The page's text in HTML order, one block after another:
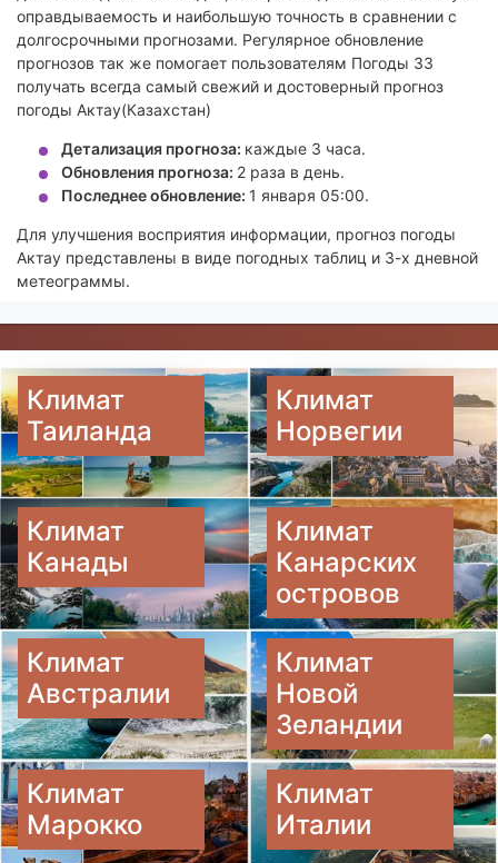
оправдываемость и наибольшую точность в сравнении с
долгосрочными прогнозами. Регулярное обновление
прогнозов так же помогает пользователям Погоды 33
получать всегда самый свежий и достоверный прогноз
погоды Актау(Казахстан)
Детализация прогноза: каждые 3 часа.
Обновления прогноза: 2 раза в день.
Последнее обновление: 1 января 05:00.
Для улучшения восприятия информации, прогноз погоды
Актау представлены в виде погодных таблиц и 3-х дневной
метеограммы.
Климат
Таиланда
Климат
Норвегии
Климат
Канады
Климат
Канарских
островов
Климат
Австралии
Климат
Новой
Зеландии
Климат
Марокко
Климат
Италии